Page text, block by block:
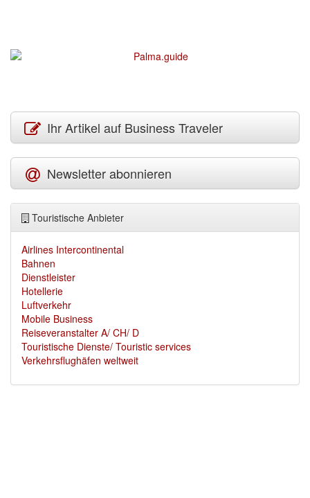
Ihr Artikel auf Business Traveler
Newsletter abonnieren
Touristische Anbieter
Airlines Intercontinental
Bahnen
Dienstleister
Hotellerie
Luftverkehr
Mobile Business
Reiseveranstalter A/ CH/ D
Touristische Dienste/ Touristic services
Verkehrsflughäfen weltweit